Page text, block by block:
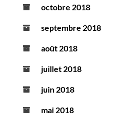
octobre 2018
septembre 2018
août 2018
juillet 2018
juin 2018
mai 2018